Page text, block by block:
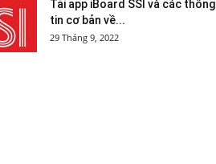
Tải app iBoard SSI và các thông
tin cơ bản về...
29 Tháng 9, 2022